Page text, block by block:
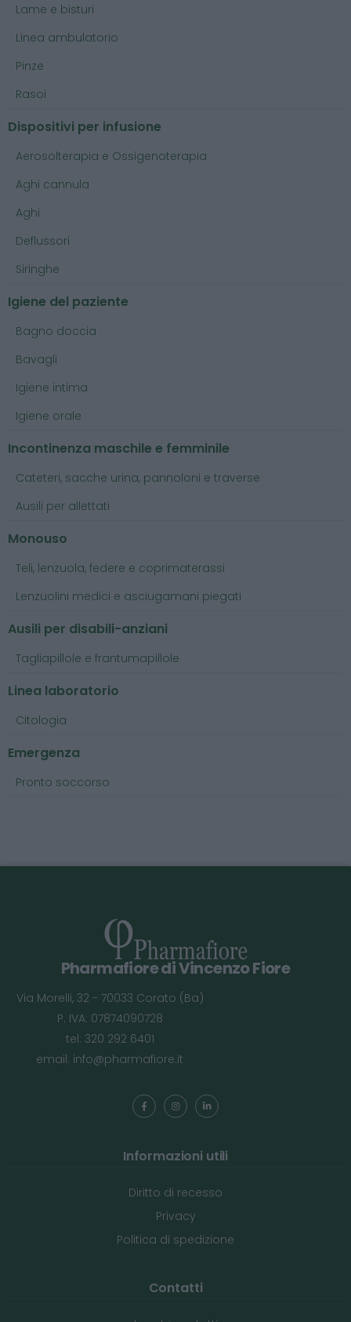
Lame e bisturi
Linea ambulatorio
Pinze
Rasoi
Dispositivi per infusione
Aerosolterapia e Ossigenoterapia
Aghi cannula
Aghi
Deflussori
Siringhe
Igiene del paziente
Bagno doccia
Bavagli
Igiene intima
Igiene orale
Incontinenza maschile e femminile
Cateteri, sacche urina, pannoloni e traverse
Ausili per allettati
Monouso
Teli, lenzuola, federe e coprimaterassi
Lenzuolini medici e asciugamani piegati
Ausili per disabili-anziani
Tagliapillole e frantumapillole
Linea laboratorio
Citologia
Emergenza
Pronto soccorso
Pharmafiore di Vincenzo Fiore
Via Morelli, 32 - 70033 Corato (Ba)
P. IVA: 07874090728
tel: 320 292 6401
email: info@pharmafiore.it
Informazioni utili
Diritto di recesso
Privacy
Politica di spedizione
Contatti